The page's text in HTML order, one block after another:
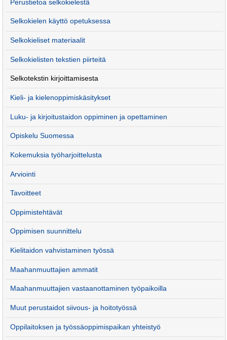
Perustietoa selkokielestä
Selkokielen käyttö opetuksessa
Selkokieliset materiaalit
Selkokielisten tekstien piirteitä
Selkotekstin kirjoittamisesta
Kieli- ja kielenoppimiskäsitykset
Luku- ja kirjoitustaidon oppiminen ja opettaminen
Opiskelu Suomessa
Kokemuksia työharjoittelusta
Arviointi
Tavoitteet
Oppimistehtävät
Oppimisen suunnittelu
Kielitaidon vahvistaminen työssä
Maahanmuuttajien ammatit
Maahanmuuttajien vastaanottaminen työpaikoilla
Muut perustaidot siivous- ja hoitotyössä
Oppilaitoksen ja työssäoppimispaikan yhteistyö